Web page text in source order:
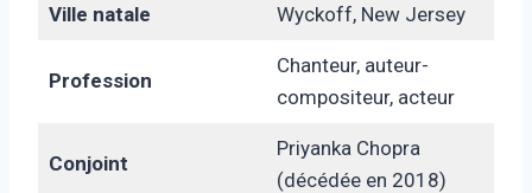
Ville natale Wyckoff, New Jersey
Profession
Chanteur, auteur-
compositeur, acteur
Conjoint
Priyanka Chopra
(décédée en 2018)